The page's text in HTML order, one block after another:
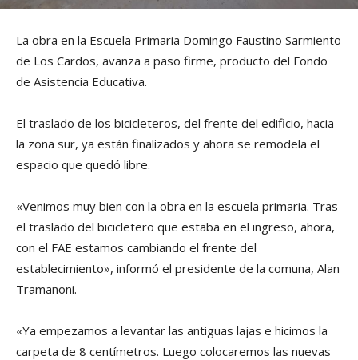
La obra en la Escuela Primaria Domingo Faustino Sarmiento
de Los Cardos, avanza a paso firme, producto del Fondo
de Asistencia Educativa.
El traslado de los bicicleteros, del frente del edificio, hacia
la zona sur, ya están finalizados y ahora se remodela el
espacio que quedó libre.
«Venimos muy bien con la obra en la escuela primaria. Tras
el traslado del bicicletero que estaba en el ingreso, ahora,
con el FAE estamos cambiando el frente del
establecimiento», informó el presidente de la comuna, Alan
Tramanoni.
«Ya empezamos a levantar las antiguas lajas e hicimos la
carpeta de 8 centímetros. Luego colocaremos las nuevas